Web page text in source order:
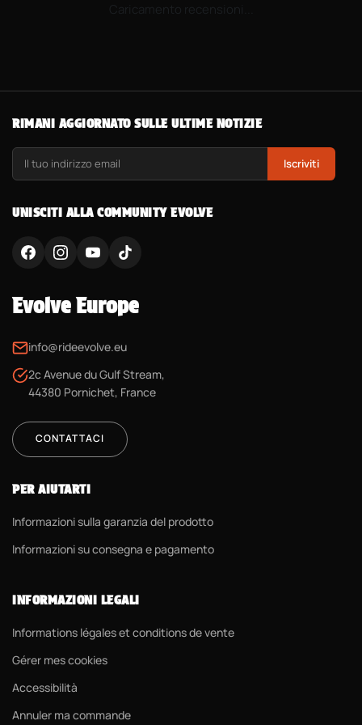
RIMANI AGGIORNATO SULLE ULTIME NOTIZIE
Iscriviti
UNISCITI ALLA COMMUNITY EVOLVE
Evolve Europe
info@rideevolve.eu
2c Avenue du Gulf Stream,
44380 Pornichet, France
CONTATTACI
PER AIUTARTI
Informazioni sulla garanzia del prodotto
Informazioni su consegna e pagamento
INFORMAZIONI LEGALI
Informations légales et conditions de vente
Gérer mes cookies
Accessibilità
Annuler ma commande